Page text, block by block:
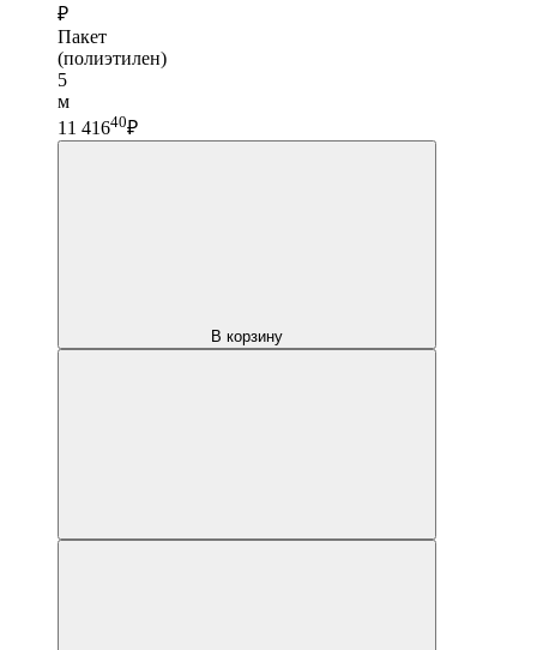
₽
Пакет
(полиэтилен)
5
м
11 41640₽
В корзину